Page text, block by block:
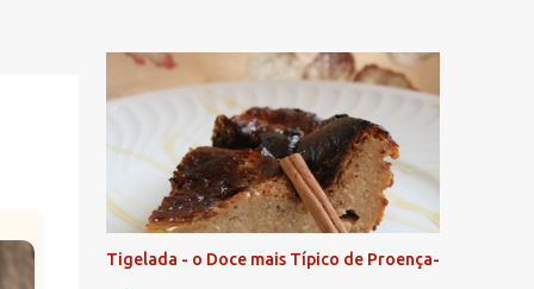
Tigelada - o Doce mais Típico de Proença-